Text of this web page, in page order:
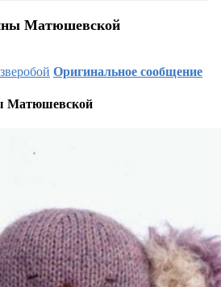
Матюшевской
зверобой Оригинальное сообщение
Матюшевской